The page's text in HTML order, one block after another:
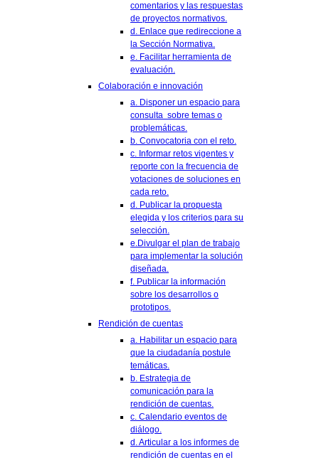
comentarios y las respuestas
de proyectos normativos.
d. Enlace que redireccione a
la Sección Normativa.
e. Facilitar herramienta de
evaluación.
Colaboración e innovación
a. Disponer un espacio para
consulta sobre temas o
problemáticas.
b. Convocatoria con el reto.
c. Informar retos vigentes y
reporte con la frecuencia de
votaciones de soluciones en
cada reto.
d. Publicar la propuesta
elegida y los criterios para su
selección.
e.Divulgar el plan de trabajo
para implementar la solución
diseñada.
f. Publicar la información
sobre los desarrollos o
prototipos.
Rendición de cuentas
a. Habilitar un espacio para
que la ciudadanía postule
temáticas.
b. Estrategia de
comunicación para la
rendición de cuentas.
c. Calendario eventos de
diálogo.
d. Articular a los informes de
rendición de cuentas en el